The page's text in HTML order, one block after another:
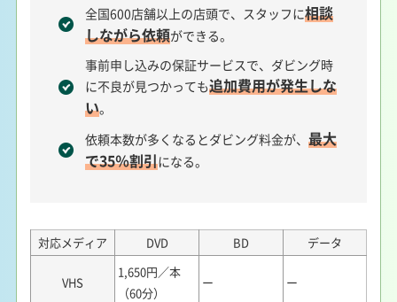
全国600店舗以上の店頭で、スタッフに相談
しながら依頼ができる。
事前申し込みの保証サービスで、ダビング時
に不良が見つかっても追加費用が発生しな
い。
依頼本数が多くなるとダビング料金が、 最大
で35％割引になる。
対応メディア DVD BD データ
VHS
1,650円／本
（60分）
ー ー